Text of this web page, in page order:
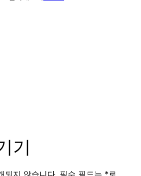
기
되지 않습니다. 필수 필드는 *로